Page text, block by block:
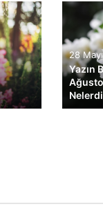
28
Yazın